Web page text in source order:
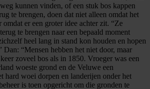
kunnen vinden, of een stuk bos kappen
te brengen, doen dat niet alleen omdat het
omdat er een groter idee achter zit. “Ze
te brengen naar een bepaald moment
heel lang in stand kon houden en hopen
Dan: “Mensen hebben het niet door, maar
zoveel bos als in 1850. Vroeger was een
woeste grond en de Veluwe een
hard woei dorpen en landerijen onder het
is toen opgericht om die gronden te